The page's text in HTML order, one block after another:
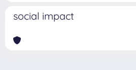
social impact